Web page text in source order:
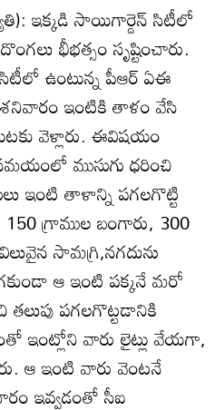
ఇక్కడి సాయిగార్డెన్‌ సిటీలో
భీభత్సం సృష్టించారు.
ఉంటున్న పీఆర్‌ ఏఈ
శనివారం ఇంటికి తాళం వేసి
వెళ్లారు. ఈవిషయం
ముసుగు ధరించి
ఇంటి తాళాన్ని పగలగొట్టి
గ్రాముల బంగారు, 300
సామగ్రి,నగదును
ఆ ఇంటి పక్కనే మరో
పగలగొట్టడానికి
ఇంట్లోని వారు లైట్లు వేయగా,
ఆ ఇంటి వారు వెంటనే
ఇవ్వడంతో సీఐ